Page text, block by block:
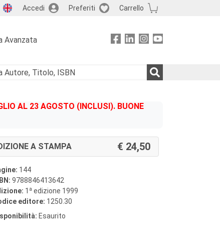
Accedi Preferiti Carrello
Avanzata
AL 23 AGOSTO (INCLUSI). BUONE
A STAMPA 24,50
144
9788846413642
1 a edizione 1999
editore: 1250.30
Esaurito